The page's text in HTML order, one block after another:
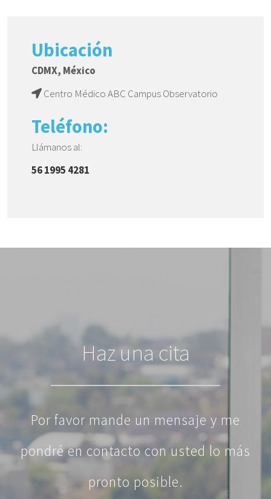
Ubicación
CDMX, México
Centro Médico ABC Campus Observatorio
Teléfono:
Llámanos al:
56 1995 4281
Haz una cita
Por favor mande un mensaje y me
pondré en contacto con usted lo más
pronto posible.